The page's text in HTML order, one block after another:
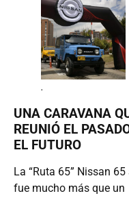
.
UNA CARAVANA
REUNIÓ EL
EL FUTURO
La “Ruta 65” Nissan
fue mucho más que un